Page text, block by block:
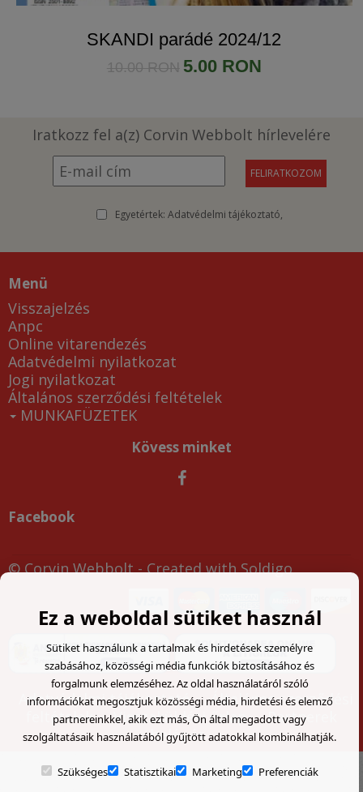
SKANDI parádé 2024/12
10.00 RON 5.00 RON
Iratkozz fel a(z) Corvin Webbolt hírlevelére
Egyetértek: Adatvédelmi tájékoztató
Menü
Visszajelzés
Anpc
Online vitarendezés
Adatvédelmi nyilatkozat
Jogi nyilatkozat
Általános szerződési feltételek
MUNKAFÜZETEK
Kövess minket
Facebook
© Corvin Webbolt- Created withSoldigo
Adatvédelmi tájékoztató
Általános szerződési
feltételek
Visszaküldési űrlap
Partnerek
belépés
Ez a weboldal sütiket használ
Sütiket használunk a tartalmak és hirdetések személyre
szabásához, közösségi média funkciók biztosításához és
forgalmunk elemzéséhez. Az oldal használatáról szóló
információkat megosztjuk közösségi média, hirdetési és elemző
partnereinkkel, akik ezt más, Ön által megadott vagy
szolgáltatásaik használatából gyűjtött adatokkal kombinálhatják.
Szükséges Statisztikai Marketing Preferenciák